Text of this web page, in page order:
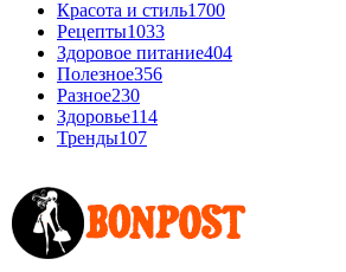
Красота и стиль1700
Рецепты1033
Здоровое питание404
Полезное356
Разное230
Здоровье114
Тренды107